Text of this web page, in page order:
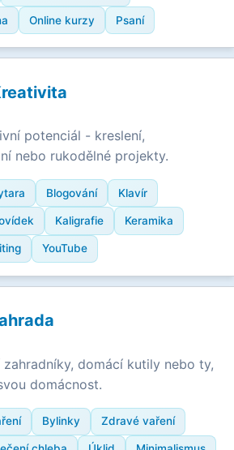
Online kurzy Psaní
potenciál - kreslení,
nebo rukodělné projekty.
Blogování Klavír
Kaligrafie Keramika
YouTube
domácí kutily nebo ty,
domácnost.
Bylinky Zdravé vaření